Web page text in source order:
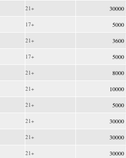
21+ 30000
17+ 5000
21+ 3600
17+ 5000
21+ 8000
21+ 10000
21+ 5000
21+ 30000
21+ 30000
21+ 30000